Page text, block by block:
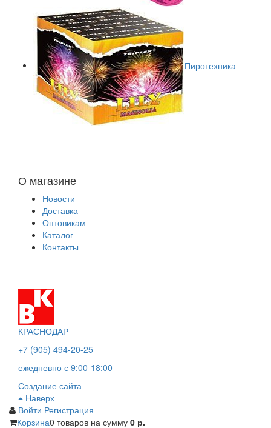
Пиротехника
О магазине
Новости
Доставка
Оптовикам
Каталог
Контакты
КРАСНОДАР
+7 (905) 494-20-25
ежедневно с 9:00-18:00
Создание сайта
Наверх
Войти Регистрация
Корзина0 товаров на сумму 0 р.